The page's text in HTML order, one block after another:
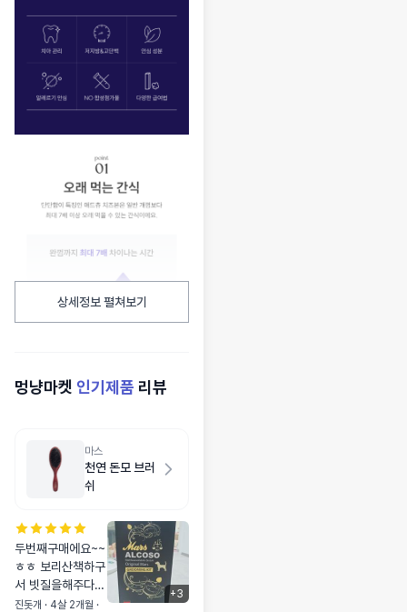
상세정보 펼쳐보기
멍냥마켓 인기제품 리뷰
마스
천연 돈모 브러
쉬
두번째구매에요~~
ㅎㅎ 보리산책하구
서 빗질을해주다보
니 하루에 두번씩
진돗개 · 4살 2개월 ·
+3